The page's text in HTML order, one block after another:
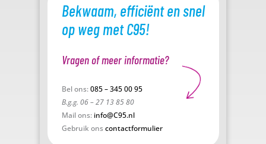
Bekwaam, efficiënt en snel
op weg met C95!
Vragen of meer informatie?
Bel ons:085 – 345 00 95
B.g.g. 06 – 27 13 85 80
Mail ons: info@C95.nl
Gebruik onscontactformulier